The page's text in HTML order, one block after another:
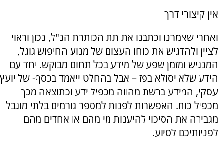
אין קיצורי דרך
ואחרי שאמרנו וכתבנו את תת הכותרת הנ"ל, נכון וראוי
לציין ולהדגיש את כוחו העצום של מנוע החיפוש גוגל,
המנגיש ומזמן שפע של מידע בכל תחום מבוקש. יחד עם
הידע שלא יסולא בפז – אבל בהחלט ייאמד בכסף- של יועץ
עסקי, המידע ברשת מהווה מכפיל ידע וכתוצאה מכך
מכפיל כוח. האפשרות לפנות למספר גורמים בלתי מוגבל
מגבירה את הסיכוי להיענות מי מהם או אחדים מהם
לפניותיכם לסיוע.